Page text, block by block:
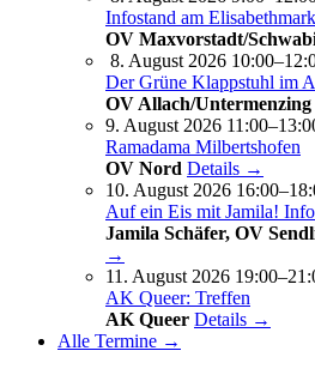
Infostand am
OV Maxvorstadt/
8. August 2026
Der Grüne Klappstuhl im
OV Allach/Untermenzing
9. August 2026
Ramadama Milbertshofen
OV Nord Details →
10. August 2026
Auf ein Eis mit Jamila!
Jamila Schäfer, OV
→
11. August 2026
AK Queer: Treffen
AK Queer Details →
Alle Termine →